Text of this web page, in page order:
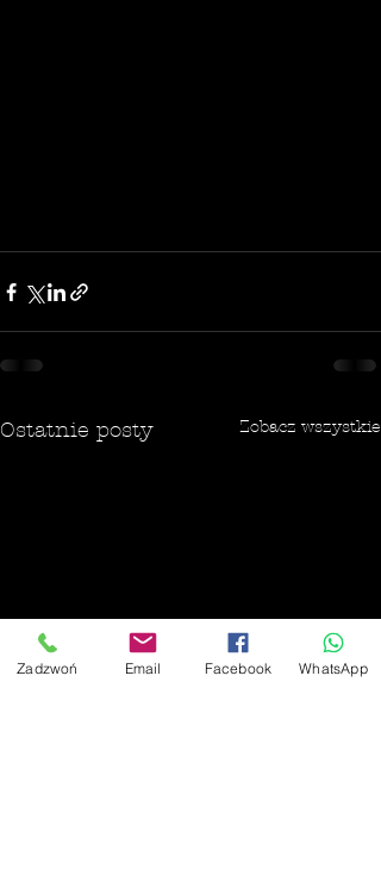
Ostatnie posty Zobacz wszystkie
Zadzwoń Email Facebook WhatsApp